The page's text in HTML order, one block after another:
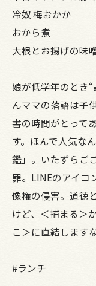
冷奴 梅おかか
おから煮
大根とお揚げの味
娘が低学年のとき
んママの落語は子
書の時間がとって
す。ほんで人気な
鑑」。いたずらご
罪。LINEのアイコ
像権の侵害。道徳
けど、＜捕まる＞
こ＞に直結しますな
#ランチ